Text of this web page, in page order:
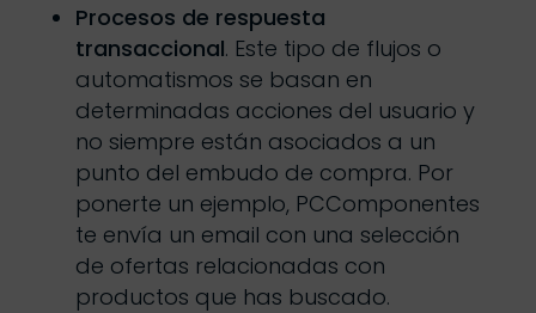
Procesos de respuesta
transaccional. Este tipo de flujos o
automatismos se basan en
determinadas acciones del usuario y
no siempre están asociados a un
punto del embudo de compra. Por
ponerte un ejemplo, PCComponentes
te envía un email con una selección
de ofertas relacionadas con
productos que has buscado.